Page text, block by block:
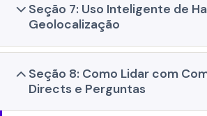
Seção 7: Uso Inteligente de
Geolocalização
Seção 8: Como Lidar com
Directs e Perguntas
Lano Sites
Lano CRM Imobiliário
Lano Marketing Digital
Lano Atende